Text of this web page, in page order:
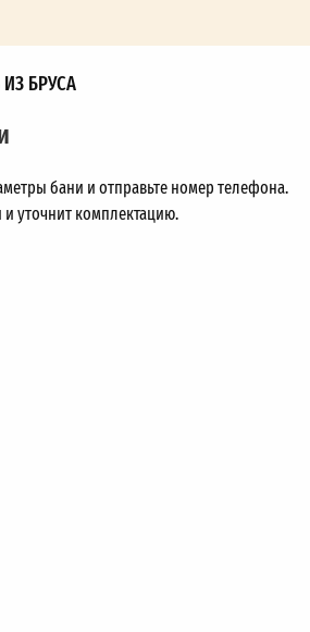
БРУСА
бани и отправьте номер телефона.
уточнит комплектацию.